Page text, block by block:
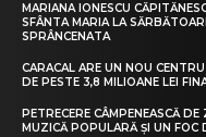
MARIANA IONESCU
SFÂNTA MARIA LA
SPRÂNCENATA
CARACAL ARE UN NOU
DE PESTE 3,8 MILIOANE LEI
PETRECERE CÂMPENEASCĂ
MUZICĂ POPULARĂ ȘI UN FOC